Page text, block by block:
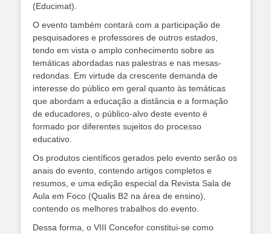
(Educimat).
O evento também contará com a participação de
pesquisadores e professores de outros estados,
tendo em vista o amplo conhecimento sobre as
temáticas abordadas nas palestras e nas mesas-
redondas. Em virtude da crescente demanda de
interesse do público em geral quanto às temáticas
que abordam a educação a distância e a formação
de educadores, o público-alvo deste evento é
formado por diferentes sujeitos do processo
educativo.
Os produtos científicos gerados pelo evento serão os
anais do evento, contendo artigos completos e
resumos, e uma edição especial da Revista Sala de
Aula em Foco (Qualis B2 na área de ensino),
contendo os melhores trabalhos do evento.
Dessa forma, o VIII Concefor constitui-se como